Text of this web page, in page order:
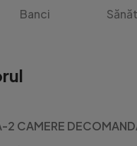
Banci
2 CAMERE